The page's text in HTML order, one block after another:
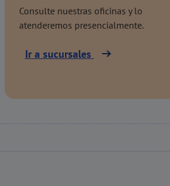
Consulte nuestras oficinas y lo
atenderemos presencialmente.
Ir a sucursales